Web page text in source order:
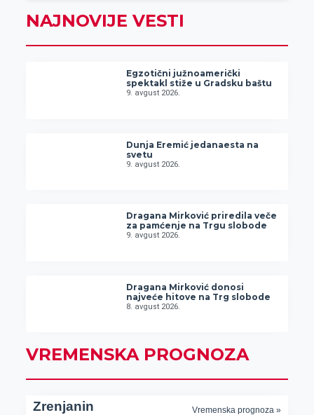
NAJNOVIJE VESTI
Egzotični južnoamerički
spektakl stiže u Gradsku baštu
9. avgust 2026.
Dunja Eremić jedanaesta na
svetu
9. avgust 2026.
Dragana Mirković priredila veče
za pamćenje na Trgu slobode
9. avgust 2026.
Dragana Mirković donosi
najveće hitove na Trg slobode
8. avgust 2026.
VREMENSKA PROGNOZA